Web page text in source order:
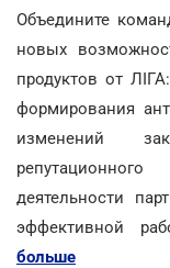
Объедините
новых
продуктов от
формирования
изменений
деятельности
эффективной
больше